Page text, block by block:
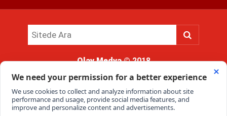
Olay Medya© 2018
kullanımı hukuki yaptırıma tabidir.